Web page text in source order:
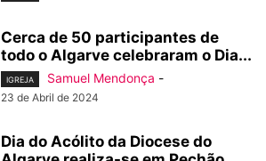
Cerca de 50 participantes de
todo o Algarve celebraram o Dia...
IGREJA Samuel Mendonça -
23 de Abril de 2024
Dia do Acólito da Diocese do